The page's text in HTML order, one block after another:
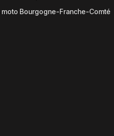
moto Bourgogne-Franche-Comté